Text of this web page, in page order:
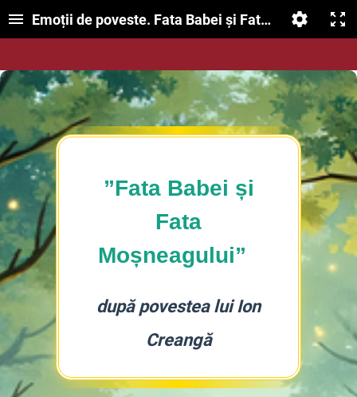
Emoții de poveste. Fata Babei și Fata Moșneagului
”Fata Babei și
Fata
Moșneagului”
după povestea lui Ion
Creangă